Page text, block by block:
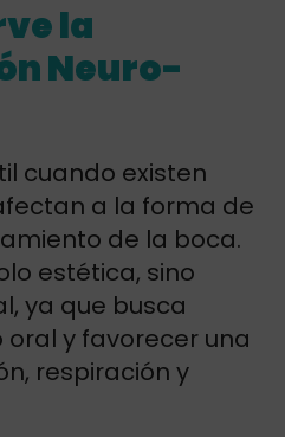
la
Neuro-
cuando existen
a la forma de
de la boca.
estética, sino
ya que busca
y favorecer una
respiración y